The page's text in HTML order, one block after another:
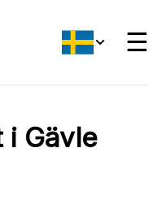
☰
i Gävle